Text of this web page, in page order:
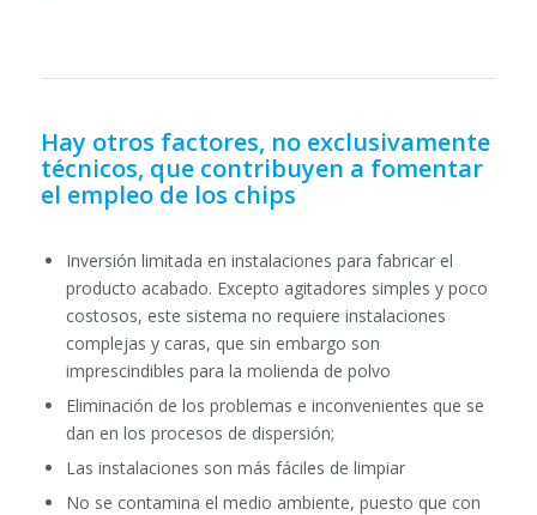
Hay otros factores, no exclusivamente
técnicos, que contribuyen a fomentar
el empleo de los chips
Inversión limitada en instalaciones para fabricar el
producto acabado. Excepto agitadores simples y poco
costosos, este sistema no requiere instalaciones
complejas y caras, que sin embargo son
imprescindibles para la molienda de polvo
Eliminación de los problemas e inconvenientes que se
dan en los procesos de dispersión;
Las instalaciones son más fáciles de limpiar
No se contamina el medio ambiente, puesto que con